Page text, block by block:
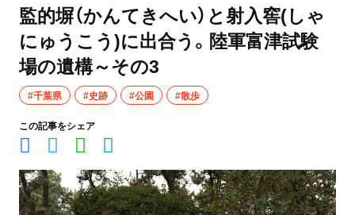
監的塀（かんてきへい）と射入窖(しゃ
にゅうこう)に出合う。陸軍富津試験
場の遺構～その3
#千葉県 #史跡 #公園 #散歩
この記事をシェア